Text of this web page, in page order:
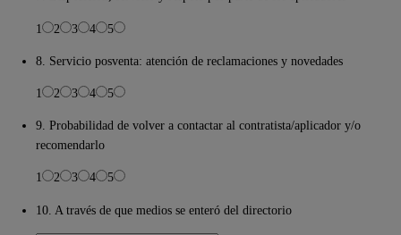
1 2 3 4 5
8. Servicio posventa: atención de reclamaciones y novedades
1 2 3 4 5
9. Probabilidad de volver a contactar al contratista/aplicador y/o
recomendarlo
1 2 3 4 5
10. A través de que medios se enteró del directorio